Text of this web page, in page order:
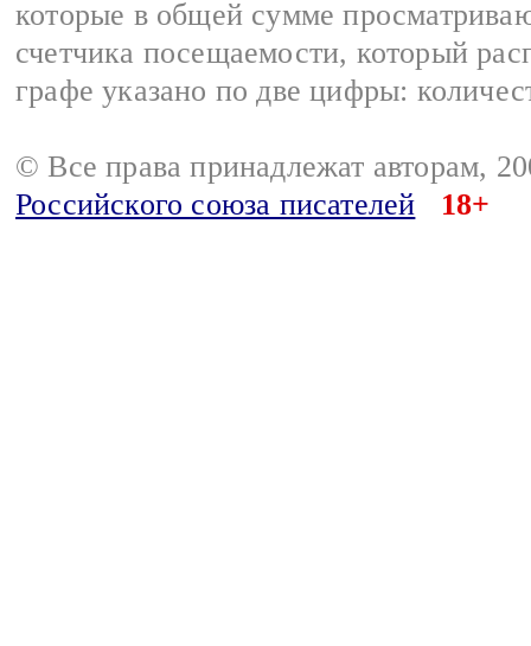
которые в общей сумме
счетчика посещаемости, который
графе указано по две цифры:
© Все права принадлежат авторам,
Российского союза писателей
18+